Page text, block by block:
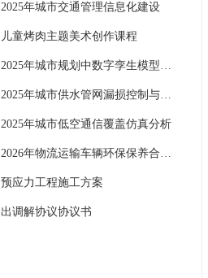
2025年城市交通管理信息化建设
儿童烤肉主题美术创作课程
2025年城市规划中数字孪生模型简化方法
2025年城市供水管网漏损控制与韧性节水措施
2025年城市低空通信覆盖仿真分析
2026年物流运输车辆环保保养合同协议
预应力工程施工方案
出调解协议协议书